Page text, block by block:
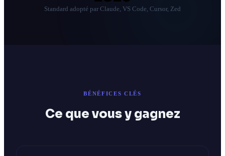
Standard adopté par Claude, VS Code, Cursor, Zed
BÉNÉFICES CLÉS
Ce que vous y gagnez